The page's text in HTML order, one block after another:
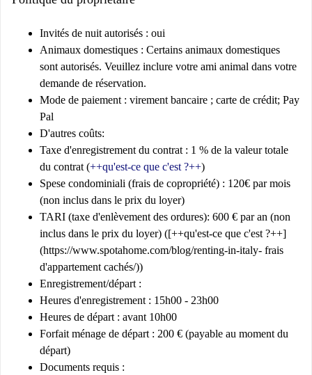
Invités de nuit autorisés : oui
Animaux domestiques : Certains animaux domestiques
sont autorisés. Veuillez inclure votre ami animal dans votre
demande de réservation.
Mode de paiement : virement bancaire ; carte de crédit; Pay
Pal
D'autres coûts:
Taxe d'enregistrement du contrat : 1 % de la valeur totale
du contrat (++qu'est-ce que c'est ?++)
Spese condominiali (frais de copropriété) : 120€ par mois
(non inclus dans le prix du loyer)
TARI (taxe d'enlèvement des ordures): 600 € par an (non
inclus dans le prix du loyer) ([++qu'est-ce que c'est ?++]
(https://www.spotahome.com/blog/renting-in-italy- frais
d'appartement cachés/))
Enregistrement/départ :
Heures d'enregistrement : 15h00 - 23h00
Heures de départ : avant 10h00
Forfait ménage de départ : 200 € (payable au moment du
départ)
Documents requis :